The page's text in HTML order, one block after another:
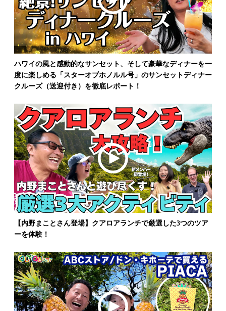
ハワイの風と感動的なサンセット、そして豪華なディナーを一
度に楽しめる「スターオブホノルル号」のサンセットディナー
クルーズ（送迎付き）を徹底レポート！
【内野まことさん登場】クアロアランチで厳選した3つのツア
ーを体験！